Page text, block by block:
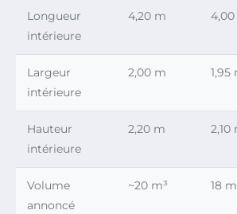
Longueur
intérieure
4,20 m
Largeur
intérieure
2,00 m 1,95
Hauteur
intérieure
2,20 m 2,10
Volume
annoncé
~20 m³ 18